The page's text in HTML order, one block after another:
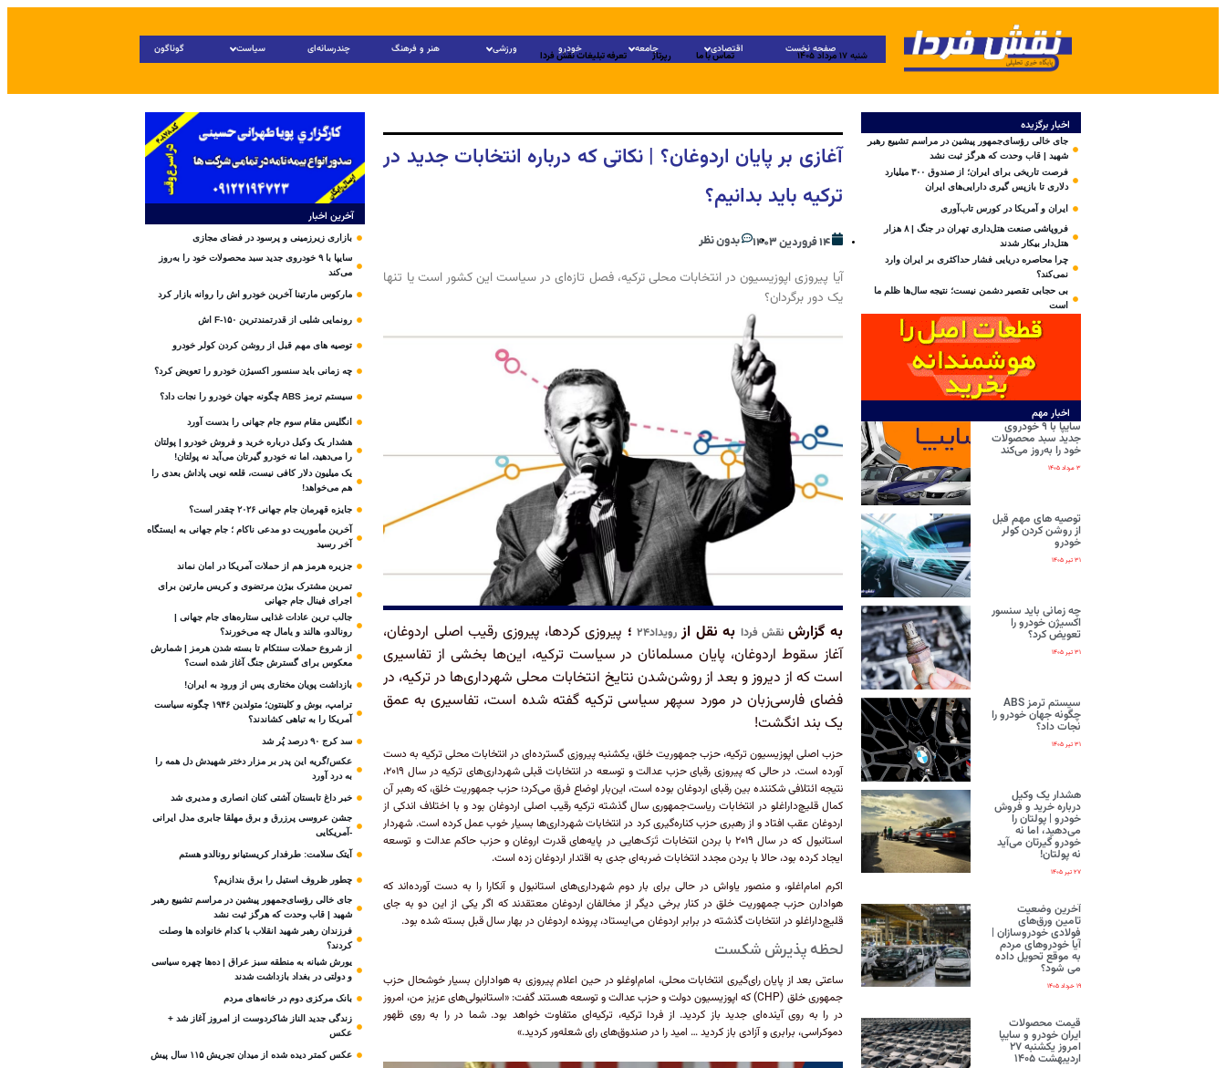
صفحه نخست اقتصادی جامعه خودرو ورزشی هنر و فرهنگ چندرسانه‌ای سیاست گوناگون
شنبه ۱۷ مرداد ۱۴۰۵ تماس با ما رپرتاژ تعرفه تبلیغات نقش فردا
اخبار برگزیده
جای خالی رؤسای‌جمهور پیشین در مراسم تشییع رهبر
شهید | قاب وحدت که هرگز ثبت نشد
فرصت تاریخی برای ایران؛ از صندوق ۳۰۰ میلیارد
دلاری تا بازپس گیری دارایی‌های ایران
ایران و آمریکا در کورس تاب‌آوری
فروپاشی صنعت هتل‌داری تهران در جنگ | ۸ هزار
هتل‌دار بیکار شدند
چرا محاصره دریایی فشار حداکثری بر ایران وارد
نمی‌کند؟
بی‌ حجابی تقصیر دشمن نیست؛ نتیجه سال‌ها ظلم ما
است
اخبار مهم
سایپا با ۹ خودروی
جدید سبد محصولات
خود را به‌روز می‌کند
۳ مرداد ۱۴۰۵
توصیه های مهم قبل
از روشن کردن کولر
خودرو
۳۱ تیر ۱۴۰۵
چه زمانی باید سنسور
اکسیژن خودرو را
تعویض کرد؟
۳۱ تیر ۱۴۰۵
سیستم ترمز ABS
چگونه جهان خودرو را
نجات داد؟
۳۱ تیر ۱۴۰۵
هشدار یک وکیل
درباره خرید و فروش
خودرو | پولتان را
می‌دهید، اما نه
خودرو گیرتان می‌آید
نه پولتان!
۲۷ تیر ۱۴۰۵
آخرین وضعیت
تامین ورق‌های
فولادی خودروسازان |
آیا خودروهای مردم
به موقع تحویل داده
می شود؟
۱۹ خرداد ۱۴۰۵
قیمت محصولات
ایران‌ خودرو و سایپا
امروز یکشنبه ۲۷
اردیبهشت ۱۴۰۵
آغازی بر پایان اردوغان؟ | نکاتی که درباره انتخابات جدید در
ترکیه باید بدانیم؟
۱۴ فروردین ۱۴۰۳ بدون نظر
آیا پیروزی اپوزیسیون در انتخابات محلی ترکیه، فصل تازه‌ای در سیاست این کشور است یا تنها
یک دور برگردان؟
به گزارشنقش فردا به نقل از رویداد۲۴ ؛ پیروزی کردها، پیروزی رقیب اصلی اردوغان،
آغاز سقوط اردوغان، پایان مسلمانان در سیاست ترکیه، این‌ها بخشی از تفاسیری
است که از دیروز و بعد از روشن‌شدن نتایخ انتخابات محلی شهرداری‌ها در ترکیه، در
فضای فارسی‌زبان در مورد سپهر سیاسی ترکیه گفته شده است، تفاسیری به عمق
یک بند انگشت!
حزب اصلی اپوزیسیون ترکیه، حزب جمهوریت خلق، یکشنبه پیروزی گسترده‌ای در انتخابات محلی ترکیه به دست
آورده است. در حالی که پیروزی رقبای حزب عدالت و توسعه در انتخابات قبلی شهرداری‌های ترکیه در سال ۲۰۱۹،
نتیجه ائتلافی شکننده بین رقبای اردوغان بوده است، این‌بار اوضاع فرق می‌کرد؛ حزب جمهوریت خلق، که رهبر آن
کمال قلیچ‌داراغلو در انتخابات ریاست‌جمهوری سال گذشته ترکیه رقیب اصلی اردوغان بود و با اختلاف اندکی از
اردوغان عقب افتاد و از رهبری حزب کناره‌گیری کرد در انتخابات شهرداری‌ها بسیار خوب عمل کرده است. شهردار
استانبول که در سال ۲۰۱۹ با بردن انتخابات تَرَک‌هایی در پایه‌های قدرت اروغان و حزب حاکم عدالت و توسعه
ایجاد کرده بود، حالا با بردن مجدد انتخابات ضربه‌ای جدی به اقتدار اردوغان زده است.
اکرم امام‌اغلو، و منصور یاواش در حالی برای بار دوم شهرداری‌های استانبول و آنکارا را به دست آورده‌اند که
هوادارن حزب جمهوریت خلق در کنار برخی دیگر از مخالفان اردوغان معتقدند که اگر یکی از این دو به جای
قلیچ‌داراغلو در انتخابات گذشته در برابر اردوغان می‌ایستاد، پرونده اردوغان در بهار سال قبل بسته شده بود.
لحظه پذیرش شکست
ساعتی بعد از پایان رای‌گیری انتخابات محلی، امام‌اوغلو در حین اعلام پیروزی به هواداران بسیار خوشحال حزب
جمهوری خلق (CHP) که اپوزیسیون دولت و حزب عدالت و توسعه هستند گفت: «استانبولی‌های عزیز من، امروز
در را به روی آینده‌ای جدید باز کردید. از فردا ترکیه، ترکیه‌ای متفاوت خواهد بود. شما در را به روی ظهور
دموکراسی، برابری و آزادی باز کردید … امید را در صندوق‌های رای شعله‌ور کردید.»
آخرین اخبار
بازاری زیرزمینی و پرسود در فضای مجازی
سایپا با ۹ خودروی جدید سبد محصولات خود را به‌روز
می‌کند
مارکوس مارتینا آخرین خودرو اش را روانه بازار کرد
رونمایی شلبی از قدرتمندترین F-۱۵۰ اش
توصیه های مهم قبل از روشن کردن کولر خودرو
چه زمانی باید سنسور اکسیژن خودرو را تعویض کرد؟
سیستم ترمز ABS چگونه جهان خودرو را نجات داد؟
انگلیس مقام سوم جام‌ جهانی را بدست آورد
هشدار یک وکیل درباره خرید و فروش خودرو | پولتان
را می‌دهید، اما نه خودرو گیرتان می‌آید نه پولتان!
یک میلیون دلار کافی نیست، قلعه‌ نویی پاداش بعدی را
هم می‌خواهد!
جایزه قهرمان جام جهانی ۲۰۲۶ چقدر است؟
آخرین مأموریت دو مدعی ناکام ؛ جام جهانی به ایستگاه
آخر رسید
جزیره هرمز هم از حملات آمریکا در امان نماند
تمرین مشترک بیژن مرتضوی و کریس مارتین برای
اجرای فینال جام جهانی
جالب ترین عادات غذایی ستاره‌های جام جهانی |
رونالدو، هالند و یامال چه می‌خورند؟
از شروع حملات سنتکام تا بسته شدن هرمز | شمارش
معکوس برای گسترش جنگ آغاز شده است؟
بازداشت پویان مختاری پس از ورود به ایران!
ترامپ، بوش و کلینتون؛ متولدین ۱۹۴۶ چگونه سیاست
آمریکا را به تباهی کشاندند؟
سد کرج ۹۰ درصد پُر شد
عکس/گریه این پدر بر مزار دختر شهیدش دل همه را
به درد آورد
خبر داغ تابستان آشتی کنان انصاری و مدیری شد
جشن عروسی پرزرق و برق مهلقا جابری مدل ایرانی
-آمریکایی
آیتک سلامت: طرفدار کریستیانو رونالدو هستم
چطور ظروف استیل را برق بندازیم؟
جای خالی رؤسای‌جمهور پیشین در مراسم تشییع رهبر
شهید | قاب وحدت که هرگز ثبت نشد
فرزندان رهبر شهید انقلاب با کدام خانواده ها وصلت
کردند؟
یورش شبانه به منطقه سبز عراق | ده‌ها چهره سیاسی
و دولتی در بغداد بازداشت شدند
بانک مرکزی دوم در خانه‌های مردم
زندگی جدید الناز شاکردوست از امروز آغاز شد +
عکس
عکس کمتر دیده شده از میدان تجریش ۱۱۵ سال پیش